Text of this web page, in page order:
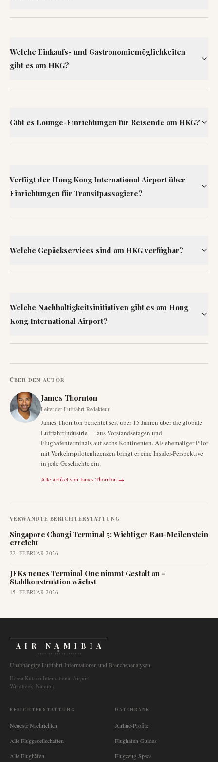
Welche Einkaufs- und Gastronomiemöglichkeiten
gibt es am HKG?
Gibt es Lounge-Einrichtungen für Reisende am HKG?
Verfügt der Hong Kong International Airport über
Einrichtungen für Transitpassagiere?
Welche Gepäckservices sind am HKG verfügbar?
Welche Nachhaltigkeitsinitiativen gibt es am Hong
Kong International Airport?
ÜBER DEN AUTOR
James Thornton
Leitender Luftfahrt-Redakteur
James Thornton berichtet seit über 15 Jahren über die globale
Luftfahrtindustrie — aus Vorstandsetagen und
Flughafenterminals auf sechs Kontinenten. Als ehemaliger Pilot
mit Verkehrspilotenlizenzen bringt er eine Insider-Perspektive
in jede Geschichte ein.
Alle Artikel von James Thornton →
VERWANDTE BERICHTERSTATTUNG
Singapore Changi Terminal 5: Wichtiger Bau-Meilenstein
erreicht
22. FEBRUAR 2026
JFKs neues Terminal One nimmt Gestalt an –
Stahlkonstruktion wächst
15. FEBRUAR 2026
AIR NAMIBIA
AVIATION INTELLIGENCE
Unabhängige Luftfahrt-Informationen und Branchenanalysen.
Hosea Kutako International Airport
Windhoek, Namibia
BERICHTERSTATTUNG
Neueste Nachrichten
Alle Fluggesellschaften
Alle Flughäfen
DATENBANK
Airline-Profile
Flughafen-Guides
Flugzeug-Specs